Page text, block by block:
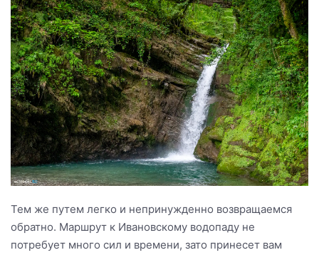
Тем же путем легко и непринужденно возвращаемся
обратно. Маршрут к Ивановскому водопаду не
потребует много сил и времени, зато принесет вам